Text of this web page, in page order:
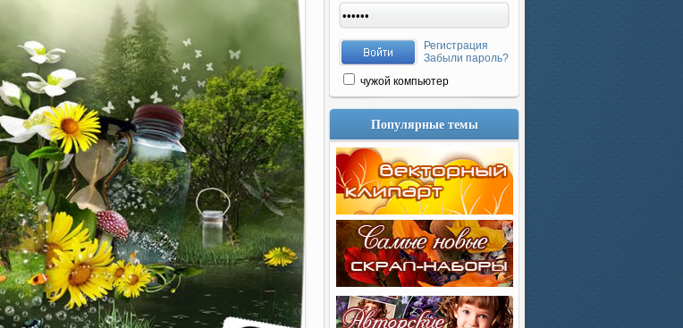
Регистрация
Забыли пароль?
чужой компьютер
Популярные темы